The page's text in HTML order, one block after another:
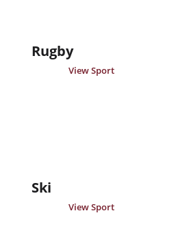
Rugby
View Sport
Ski
View Sport